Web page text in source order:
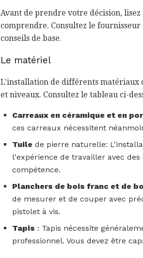
Avant de prendre votre décision,
comprendre. Consultez le
conseils de base.
Le matériel
L'installation de différents matériaux
et niveaux. Consultez le tableau ci-
Carreaux en céramique et en
ces carreaux nécessitent
Tuile de pierre naturelle:
l'expérience de travailler avec
compétence.
Planchers de bois franc et de
de mesurer et de couper avec
pistolet à vis.
Tapis : Tapis nécessite
professionnel. Vous devez être